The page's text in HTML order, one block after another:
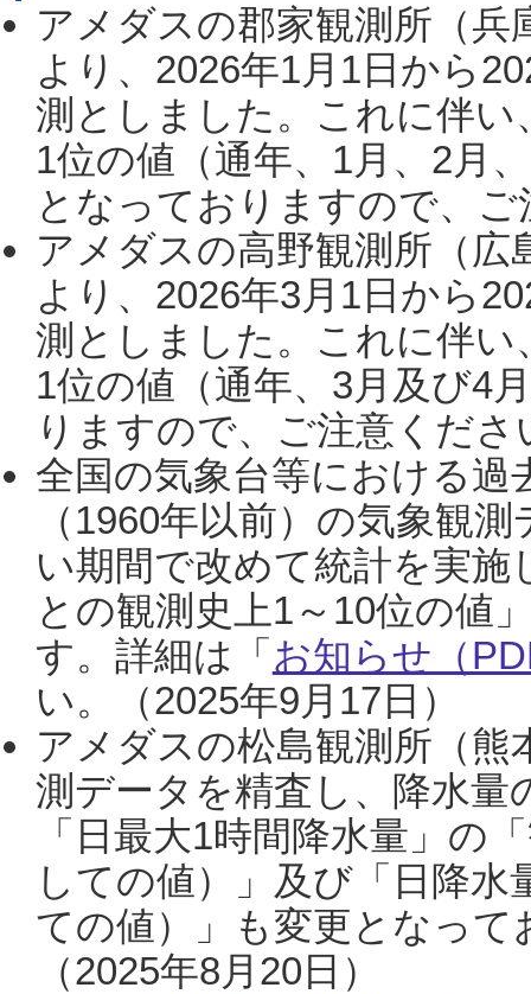
アメダスの郡家観測所（
より、2026年1月1日から
測としました。これに伴い
1位の値（通年、1月、2月
となっておりますので、
アメダスの高野観測所（
より、2026年3月1日から
測としました。これに伴い
1位の値（通年、3月及び4
りますので、ご注意くだ
全国の気象台等における過
（1960年以前）の気象観
い期間で改めて統計を実
との観測史上1～10位の値
す。詳細は「 お知らせ（
い。（2025年9月17日）
アメダスの松島観測所（熊
測データを精査し、降水
「日最大1時間降水量」の
しての値）」及び「日降
ての値）」も変更となっ
（2025年8月20日）